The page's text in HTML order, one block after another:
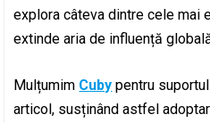
explora câteva dintre cele mai
extinde aria de influență
Mulțumim Cuby pentru
articol, susținând astfel